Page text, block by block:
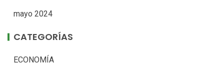
mayo 2024
CATEGORÍAS
ECONOMÍA